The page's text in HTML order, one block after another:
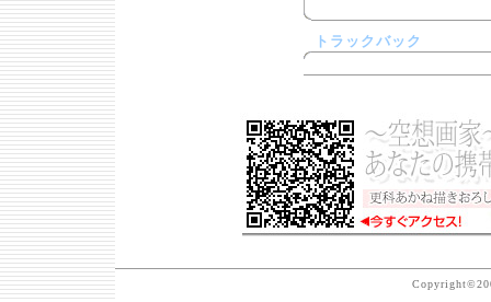
トラックバック